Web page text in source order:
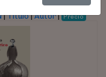
|Título|Autor| Precio